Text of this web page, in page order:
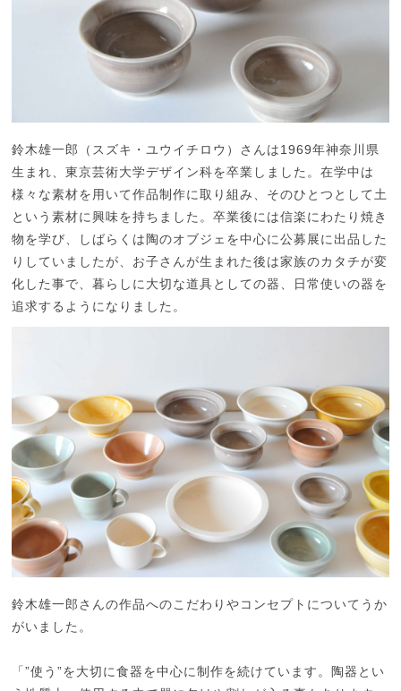
鈴木雄一郎（スズキ・ユウイチロウ）さんは1969年神奈川県
生まれ、東京芸術大学デザイン科を卒業しました。在学中は
様々な素材を用いて作品制作に取り組み、そのひとつとして土
という素材に興味を持ちました。卒業後には信楽にわたり焼き
物を学び、しばらくは陶のオブジェを中心に公募展に出品した
りしていましたが、お子さんが生まれた後は家族のカタチが変
化した事で、暮らしに大切な道具としての器、日常使いの器を
追求するようになりました。
鈴木雄一郎さんの作品へのこだわりやコンセプトについてうか
がいました。
「”使う”を大切に食器を中心に制作を続けています。陶器とい